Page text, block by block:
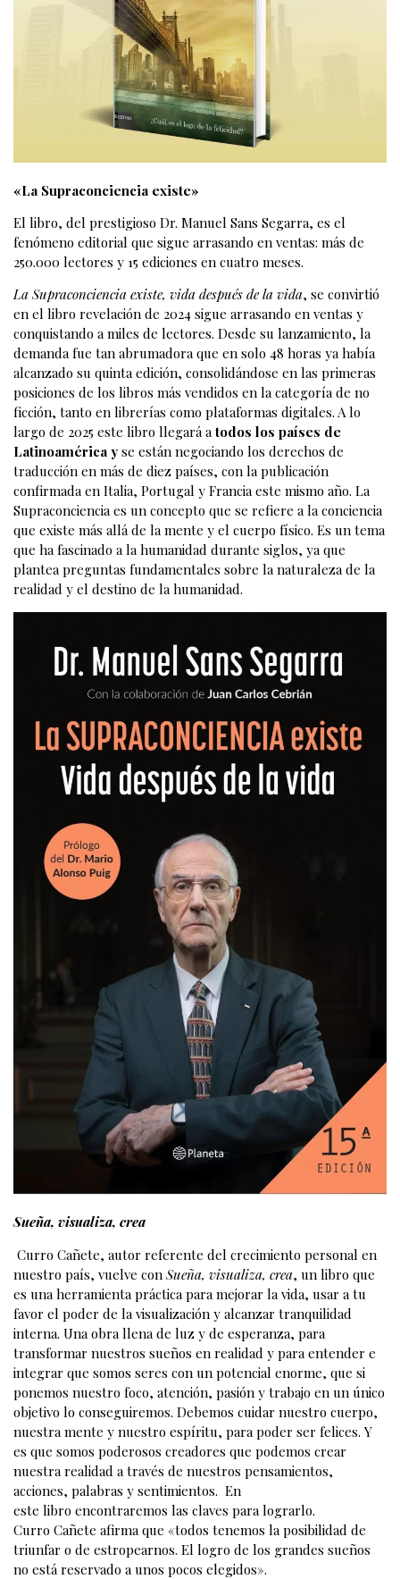
«La Supraconciencia existe»
El libro, del prestigioso Dr. Manuel Sans Segarra, es el
fenómeno editorial que sigue arrasando en ventas: más de
250.000 lectores y 15 ediciones en cuatro meses.
La Supraconciencia existe, vida después de la vida, se convirtió
en el libro revelación de 2024 sigue arrasando en ventas y
conquistando a miles de lectores. Desde su lanzamiento, la
demanda fue tan abrumadora que en solo 48 horas ya había
alcanzado su quinta edición, consolidándose en las primeras
posiciones de los libros más vendidos en la categoría de no
ficción, tanto en librerías como plataformas digitales. A lo
largo de 2025 este libro llegará atodos los países de
Latinoamérica y se están negociando los derechos de
traducción en más de diez países, con la publicación
confirmada en Italia, Portugal y Francia este mismo año. La
Supraconciencia es un concepto que se refiere a la conciencia
que existe más allá de la mente y el cuerpo físico. Es un tema
que ha fascinado a la humanidad durante siglos, ya que
plantea preguntas fundamentales sobre la naturaleza de la
realidad y el destino de la humanidad.
Sueña, visualiza, crea
Curro Cañete, autor referente del crecimiento personal en
nuestro país, vuelve con Sueña, visualiza, crea, un libro que
es una herramienta práctica para mejorar la vida, usar a tu
favor el poder de la visualización y alcanzar tranquilidad
interna. Una obra llena de luz y de esperanza, para
transformar nuestros sueños en realidad y para entender e
integrar que somos seres con un potencial enorme, que si
ponemos nuestro foco, atención, pasión y trabajo en un único
objetivo lo conseguiremos. Debemos cuidar nuestro cuerpo,
nuestra mente y nuestro espíritu, para poder ser felices. Y
es que somos poderosos creadores que podemos crear
nuestra realidad a través de nuestros pensamientos,
acciones, palabras y sentimientos. En
este libro encontraremos las claves para lograrlo.
Curro Cañete afirma que «todos tenemos la posibilidad de
triunfar o de estropearnos. El logro de los grandes sueños
no está reservado a unos pocos elegidos».